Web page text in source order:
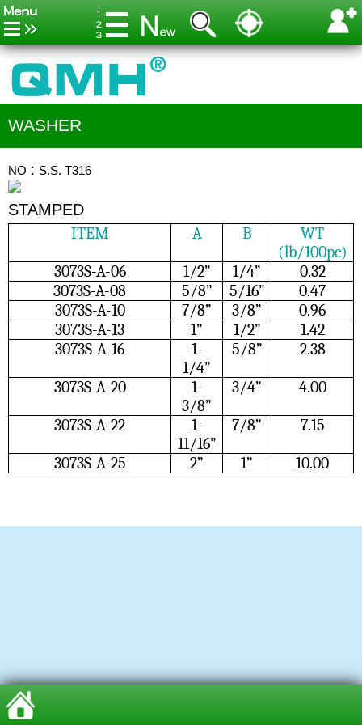
WASHER
NO：S.S. T316
STAMPED
ITEM A B
WT
(lb/100pc)
3073S-A-06
1/2” 1/4”
0.32
3073S-A-08
5/8” 5/16”
0.47
3073S-A-10
7/8” 3/8”
0.96
3073S-A-13
1” 1/2”
1.42
3073S-A-16
1-
1/4”
5/8” 2.38
3073S-A-20
1-
3/8”
3/4” 4.00
3073S-A-22
1-
11/16”
7/8” 7.15
3073S-A-25 2” 1” 10.00